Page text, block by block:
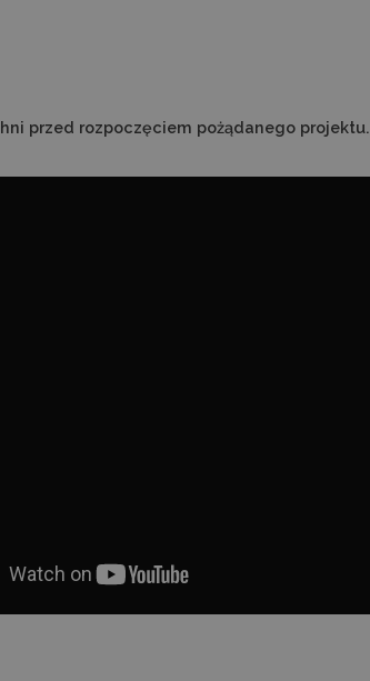
przed rozpoczęciem pożądanego projektu.